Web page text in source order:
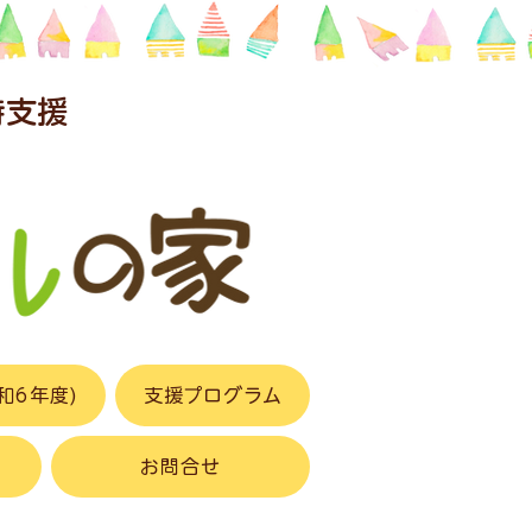
援
6年度) 支援プログラム
お問合せ